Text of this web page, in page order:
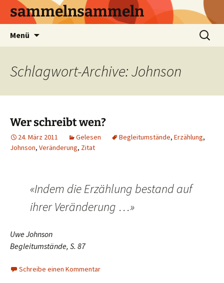
sammelnsammeln
Menü
Suchen
nach:
Schlagwort-Archive: Johnson
Wer schreibt wen?
24. März 2011 Gelesen Begleitumstände, Erzählung,
Johnson, Veränderung, Zitat
«Indem die Erzählung bestand auf
ihrer Veränderung …»
Uwe Johnson
Begleitumstände, S. 87
Schreibe einen Kommentar